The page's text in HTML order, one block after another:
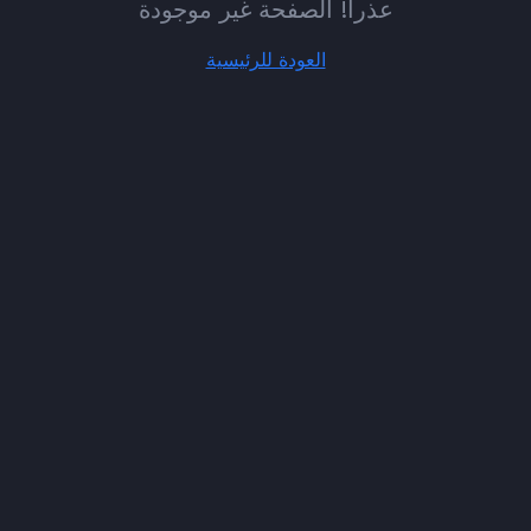
عذراً! الصفحة غير موجودة
العودة للرئيسية